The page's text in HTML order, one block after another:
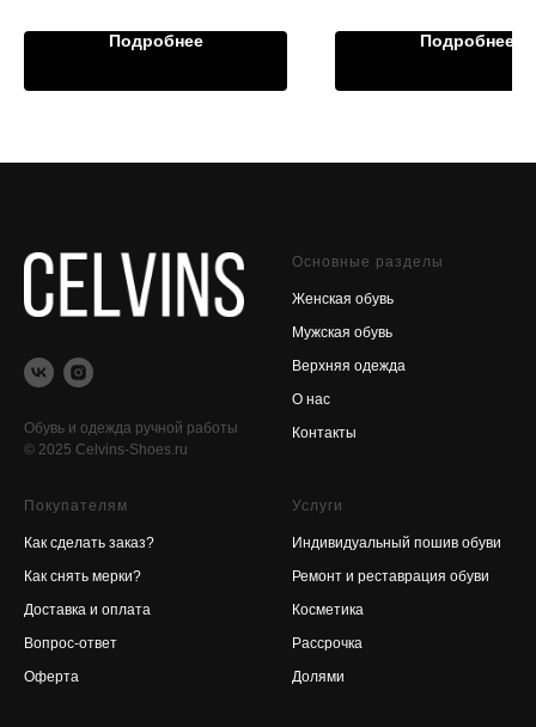
Подробнее Подробнее
Обувь и одежда ручной работы
© 2025 Celvins-Shoes.ru
Основные разделы
Женская обувь
Мужская обувь
Верхняя одежда
О нас
Контакты
Покупателям
Как сделать заказ?
Как снять мерки?
Доставка и оплата
Вопрос-ответ
Оферта
Услуги
Индивидуальный пошив обуви
Ремонт и реставрация обуви
Косметика
Рассрочка
Долями